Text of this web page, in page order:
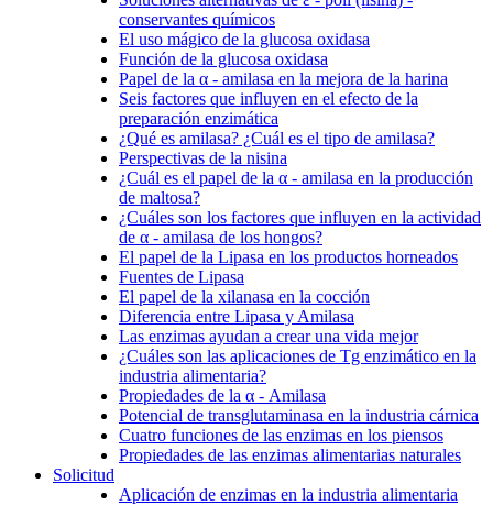
conservantes químicos
El uso mágico de la glucosa oxidasa
Función de la glucosa oxidasa
Papel de la α - amilasa en la mejora de la harina
Seis factores que influyen en el efecto de la
preparación enzimática
¿Qué es amilasa? ¿Cuál es el tipo de amilasa?
Perspectivas de la nisina
¿Cuál es el papel de la α - amilasa en la producción
de maltosa?
¿Cuáles son los factores que influyen en la actividad
de α - amilasa de los hongos?
El papel de la Lipasa en los productos horneados
Fuentes de Lipasa
El papel de la xilanasa en la cocción
Diferencia entre Lipasa y Amilasa
Las enzimas ayudan a crear una vida mejor
¿Cuáles son las aplicaciones de Tg enzimático en la
industria alimentaria?
Propiedades de la α - Amilasa
Potencial de transglutaminasa en la industria cárnica
Cuatro funciones de las enzimas en los piensos
Propiedades de las enzimas alimentarias naturales
Solicitud
Aplicación de enzimas en la industria alimentaria